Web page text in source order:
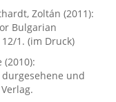
Zoltán (2011):
Bulgarian
1. (im Druck)
und